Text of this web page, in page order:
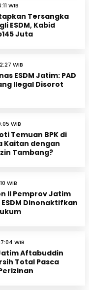
WIB
Tersangka
ESDM, Kabid
Juta
WIB
ESDM Jatim: PAD
Ilegal Disorot
WIB
Temuan BPK di
Kaitan dengan
Tambang?
WIB
II Pemprov Jatim
Dinonaktifkan
WIB
Aftabuddin
Total Pasca